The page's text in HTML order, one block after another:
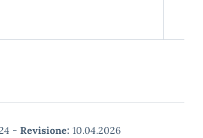
- Revisione: 10.04.2026